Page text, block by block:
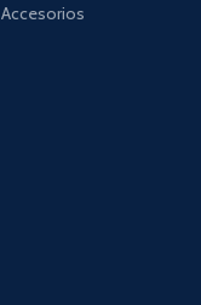
Accesorios